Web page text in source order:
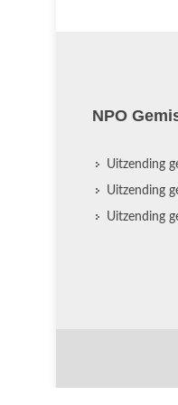
NPO
Uitzending
Uitzending
Uitzending